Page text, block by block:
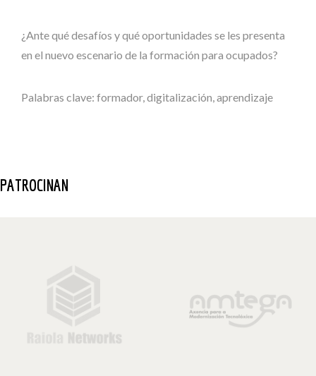
¿Ante qué desafíos y quéoportunidades se les presenta
en el nuevo escenario de la formación para ocupados?
Palabras clave: formador, digitalización, aprendizaje
PATROCINAN